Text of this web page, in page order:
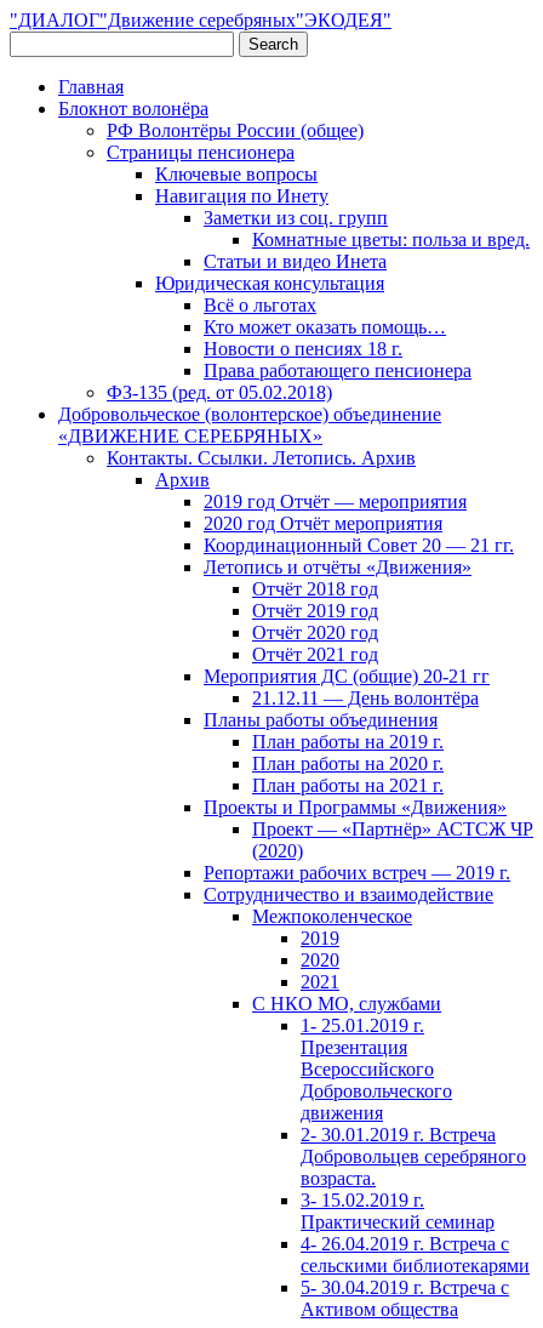
"ДИАЛОГ"Движение серебряных"ЭКОДЕЯ"
Главная
Блокнот волонёра
РФ Волонтёры России (общее)
Страницы пенсионера
Ключевые вопросы
Навигация по Инету
Заметки из соц. групп
Комнатные цветы: польза и вред.
Статьи и видео Инета
Юридическая консультация
Всё о льготах
Кто может оказать помощь…
Новости о пенсиях 18 г.
Права работающего пенсионера
ФЗ-135 (ред. от 05.02.2018)
Добровольческое (волонтерское) объединение
«ДВИЖЕНИЕ СЕРЕБРЯНЫХ»
Контакты. Ссылки. Летопись. Архив
Архив
2019 год Отчёт — мероприятия
2020 год Отчёт мероприятия
Координационный Совет 20 — 21 гг.
Летопись и отчёты «Движения»
Отчёт 2018 год
Отчёт 2019 год
Отчёт 2020 год
Отчёт 2021 год
Мероприятия ДС (общие) 20-21 гг
21.12.11 — День волонтёра
Планы работы объединения
План работы на 2019 г.
План работы на 2020 г.
План работы на 2021 г.
Проекты и Программы «Движения»
Проект — «Партнёр» АСТСЖ ЧР
(2020)
Репортажи рабочих встреч — 2019 г.
Сотрудничество и взаимодействие
Межпоколенческое
2019
2020
2021
С НКО МО, службами
1- 25.01.2019 г.
Презентация
Всероссийского
Добровольческого
движения
2- 30.01.2019 г. Встреча
Добровольцев серебряного
возраста.
3- 15.02.2019 г.
Практический семинар
4- 26.04.2019 г. Встреча с
сельскими библиотекарями
5- 30.04.2019 г. Встреча с
Активом общества